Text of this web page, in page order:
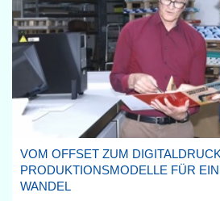
VOM OFFSET ZUM
PRODUKTIONSMODELLE FÜR
WANDEL